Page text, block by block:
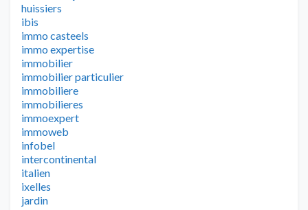
huissiers
ibis
immo casteels
immo expertise
immobilier
immobilier particulier
immobiliere
immobilieres
immoexpert
immoweb
infobel
intercontinental
italien
ixelles
jardin